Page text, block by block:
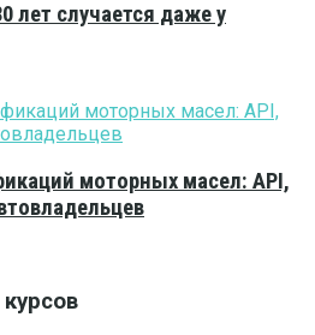
лет случается даже у
моторных масел: API,